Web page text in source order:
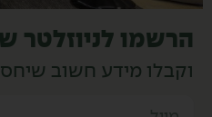
הרשמו לניוזלטר
וקבלו מידע חשוב